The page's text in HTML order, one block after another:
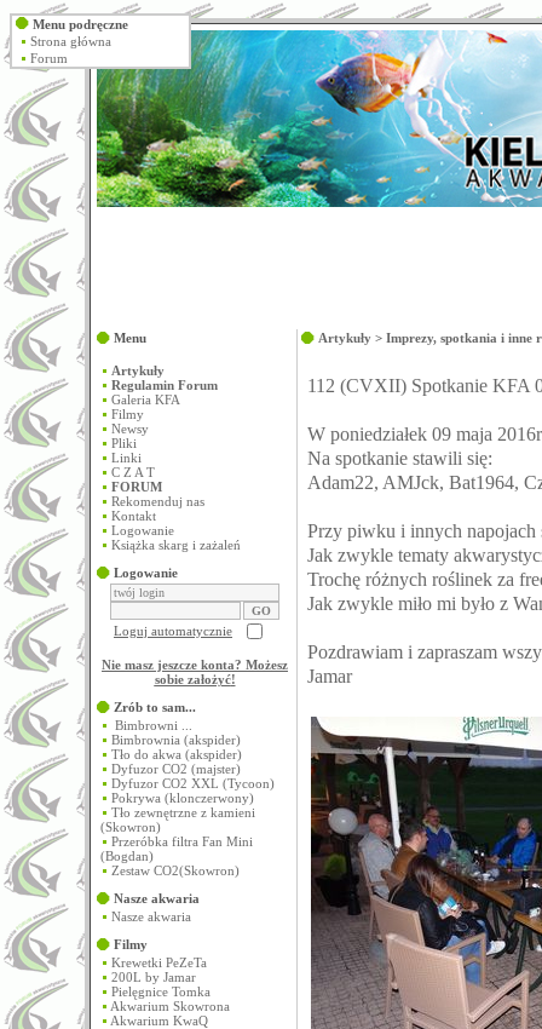
Menu
Artykuły
Regulamin Forum
Galeria KFA
Filmy
Newsy
Pliki
Linki
C Z A T
FORUM
Rekomenduj nas
Kontakt
Logowanie
Książka skarg i zażaleń
Logowanie
Loguj automatycznie
Nie masz jeszcze konta? Możesz
sobie założyć!
Zrób to sam...
Bimbrowni ...
Bimbrownia (akspider)
Tło do akwa (akspider)
Dyfuzor CO2 (majster)
Dyfuzor CO2 XXL (Tycoon)
Pokrywa (klonczerwony)
Tło zewnętrzne z kamieni
(Skowron)
Przeróbka filtra Fan Mini
(Bogdan)
Zestaw CO2(Skowron)
Nasze akwaria
Nasze akwaria
Filmy
Krewetki PeZeTa
200L by Jamar
Pielęgnice Tomka
Akwarium Skowrona
Akwarium KwaQ
Artykuły > Imprezy, spotkania i inne
112 (CVXII) Spotkanie KFA
W poniedziałek 09 maja
Na spotkanie stawili się:
Adam22, AMJck, Bat1964,
Przy piwku i innych napojach
Jak zwykle tematy
Trochę różnych roślinek za
Jak zwykle miło mi było z
Pozdrawiam i zapraszam
Jamar
Menu podręczne
Strona główna
Forum